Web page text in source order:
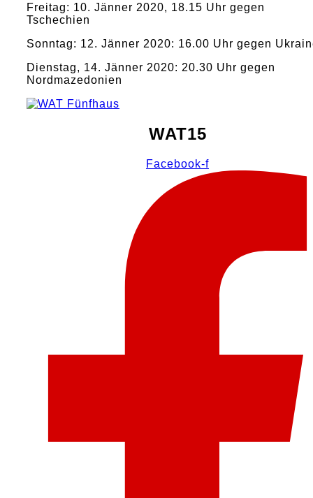
Freitag: 10. Jänner 2020, 18.15 Uhr gegen
Tschechien
Sonntag: 12. Jänner 2020: 16.00 Uhr gegen
Dienstag, 14. Jänner 2020: 20.30 Uhr gegen
Nordmazedonien
WAT15
Facebook-f